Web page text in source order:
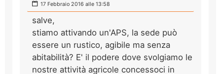
17 Febbraio 2016 alle 13:58
salve,
stiamo attivando un'APS, la sede può
essere un rustico, agibile ma senza
abitabilità? E' il podere dove svolgiamo le
nostre attività agricole concessoci in